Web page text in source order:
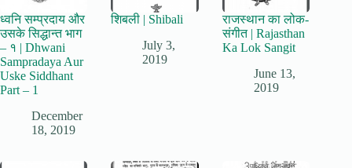
ध्वनि सम्प्रदाय और
उसके सिद्धान्त भाग
– १ | Dhwani
Sampradaya Aur
Uske Siddhant
Part – 1
December
18, 2019
शिबली | Shibali
July 3,
2019
राजस्थान का लोक-
संगीत | Rajasthan
Ka Lok Sangit
June 13,
2019